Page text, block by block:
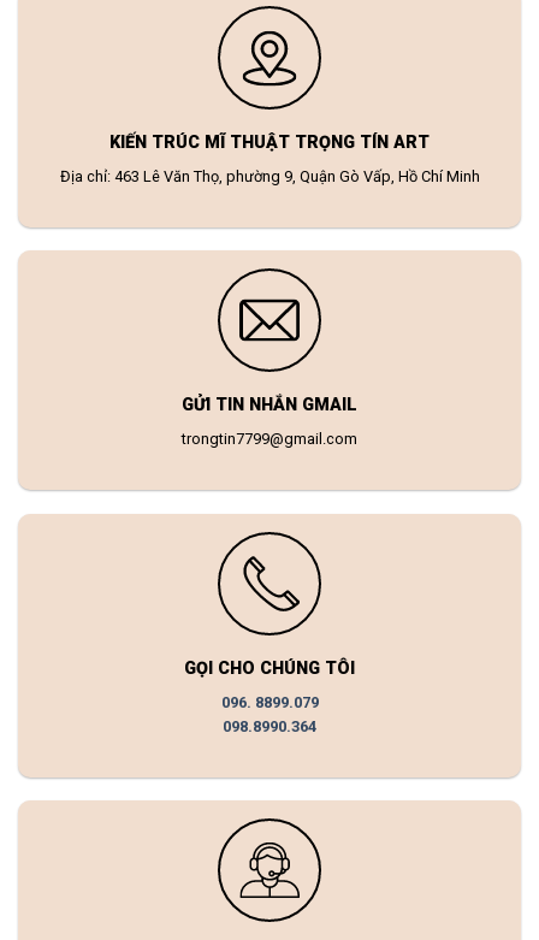
KIẾN TRÚC MĨ THUẬT TRỌNG TÍN ART
Địa chỉ: 463 Lê Văn Thọ, phường 9, Quận Gò Vấp, Hồ Chí Minh
GỬI TIN NHẮN GMAIL
trongtin7799@gmail.com
GỌI CHO CHÚNG TÔI
096. 8899.079
098.8990.364